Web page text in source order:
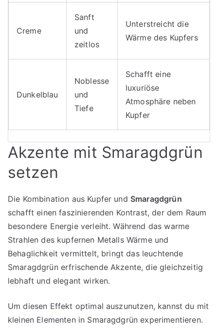
Creme
Sanft
und
zeitlos
Unterstreicht die
Wärme des Kupfers
Dunkelblau
Noblesse
und
Tiefe
Schafft eine
luxuriöse
Atmosphäre neben
Kupfer
Akzente mit Smaragdgrün
setzen
Die Kombination aus Kupfer und Smaragdgrün
schafft einen faszinierenden Kontrast, der dem Raum
besondere Energie verleiht. Während das warme
Strahlen des kupfernen Metalls Wärme und
Behaglichkeit vermittelt, bringt das leuchtende
Smaragdgrün erfrischende Akzente, die gleichzeitig
lebhaft und elegant wirken.
Um diesen Effekt optimal auszunutzen, kannst du mit
kleinen Elementen in Smaragdgrün experimentieren.